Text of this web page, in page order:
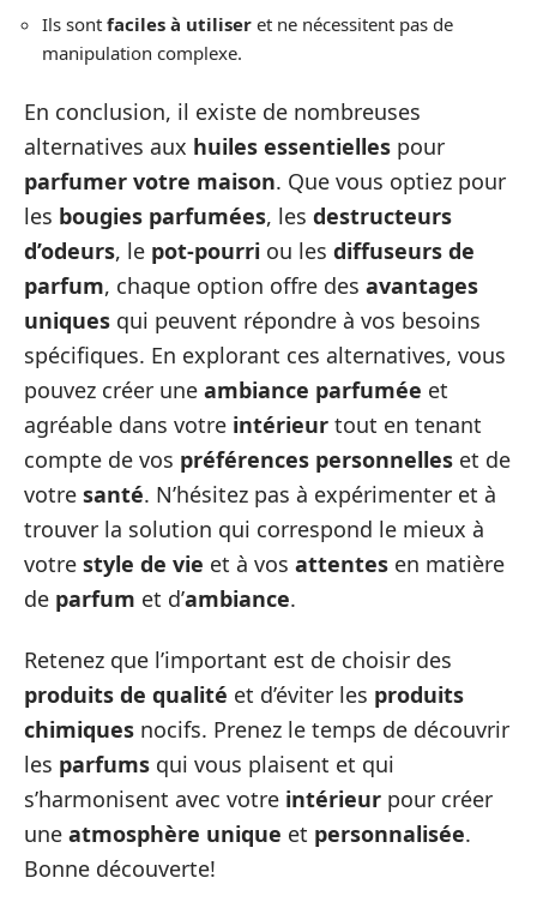
Ils sont faciles à utiliser et ne nécessitent pas de
manipulation complexe.
En conclusion, il existe de nombreuses
alternatives aux huiles essentielles pour
parfumer votre maison. Que vous optiez pour
les bougies parfumées, les destructeurs
d’odeurs, le pot-pourri ou les diffuseurs de
parfum, chaque option offre des avantages
uniques qui peuvent répondre à vos besoins
spécifiques. En explorant ces alternatives, vous
pouvez créer une ambiance parfumée et
agréable dans votre intérieur tout en tenant
compte de vos préférences personnelles et de
votre santé. N’hésitez pas à expérimenter et à
trouver la solution qui correspond le mieux à
votre style de vie et à vos attentes en matière
de parfum et d’ambiance.
Retenez que l’important est de choisir des
produits de qualité et d’éviter les produits
chimiques nocifs. Prenez le temps de découvrir
les parfums qui vous plaisent et qui
s’harmonisent avec votre intérieur pour créer
une atmosphère unique et personnalisée.
Bonne découverte!